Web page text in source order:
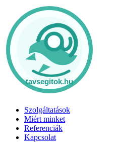
Szolgáltatások
Miért minket
Referenciák
Kapcsolat